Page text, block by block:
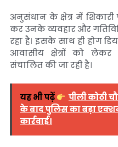
अनुसंधान के क्षेत्र में शिकारी
कर उनके व्यवहार और
रहा है। इसके साथ ही होग
आवासीय क्षेत्रों को लेकर
संचालित की जा रही है।
यह भी पढ़ें
पीली कोठी
के बाद पुलिस का बड़ा
कार्रवाई।